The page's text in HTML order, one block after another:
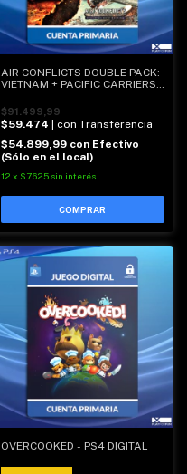
AIR CONFLICTS DOUBLE PACK:
VIETNAM + PACIFIC CARRIERS -
$91.499,99
$59.474 | con Transferencia
$54.899,99 con Efectivo
(Sólo en el local)
12 x $7.625 sin interés
OVERCOOKED - PS4 DIGITAL